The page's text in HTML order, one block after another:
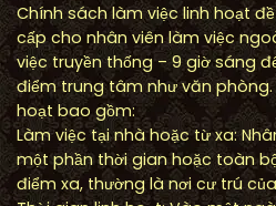
Chính sách làm việc linh hoạt
cấp cho nhân viên làm việc
việc truyền thống – 9 giờ sáng
điểm trung tâm như văn phòng.
hoạt bao gồm:
Làm việc tại nhà hoặc từ xa:
một phần thời gian hoặc toàn
điểm xa, thường là nơi cư trú